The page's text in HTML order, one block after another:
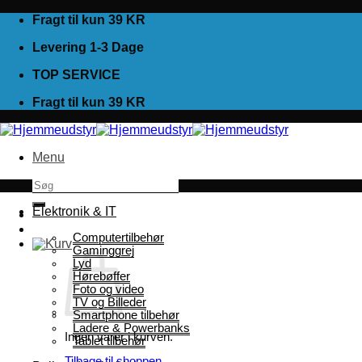
Fortsæt
indhold
Fragt til kun 39 KR
Levering 1-3 Dage
TOP SERVICE
Fragt til kun 39 KR
Menu
Søg
Ingen varer i kurven.
Elektronik & IT
Computertilbehør
Gaminggrej
Lyd
Hørebøffer
Foto og video
TV og Billeder
Smartphone tilbehør
Ladere & Powerbanks
Tablet tilbehør